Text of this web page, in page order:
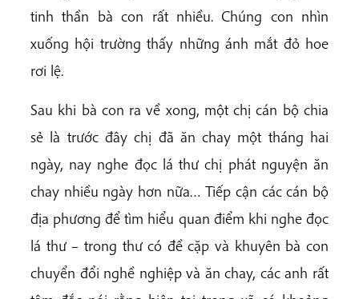
tinh thần bà con rất nhiều. Chúng con nhìn
xuống hội trường thấy những ánh mắt đỏ hoe
rơi lệ.
Sau khi bà con ra về xong, một chị cán bộ chia
sẻ là trước đây chị đã ăn chay một tháng hai
ngày, nay nghe đọc lá thư chị phát nguyện ăn
chay nhiều ngày hơn nữa… Tiếp cận các cán bộ
địa phương để tìm hiểu quan điểm khi nghe đọc
lá thư – trong thư có đề cặp và khuyên bà con
chuyển đổi nghề nghiệp và ăn chay, các anh rất